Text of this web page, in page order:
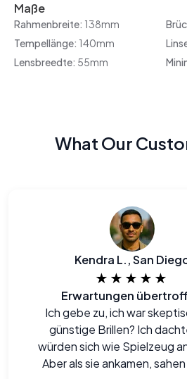
Maße
Rahmenbreite: 138mm
Tempellänge: 140mm
Lensbreedte: 55mm
What Our
Kendra L., San
★★★★★
Erwartungen
Ich gebe zu, ich war
günstige Brillen? Ich
würden sich wie Spielzeug
Aber als sie ankamen,